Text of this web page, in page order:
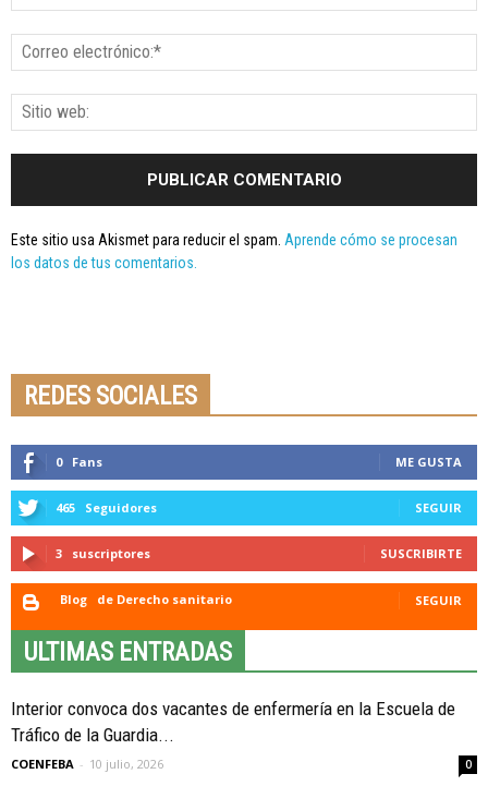
Este sitio usa Akismet para reducir el spam. Aprende cómo se procesan
los datos de tus comentarios.
REDES SOCIALES
0 Fans ME GUSTA
465 Seguidores SEGUIR
3 suscriptores SUSCRIBIRTE
Blog de Derecho sanitario SEGUIR
ULTIMAS ENTRADAS
Interior convoca dos vacantes de enfermería en la Escuela de
Tráfico de la Guardia...
COENFEBA - 10 julio, 2026 0